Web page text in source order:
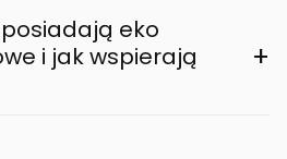
eko
i jak wspierają
+